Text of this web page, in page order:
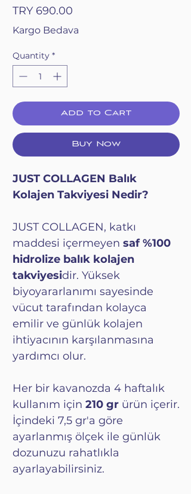
TRY 690.00
Kargo Bedava
Quantity *
Add to Cart
Buy Now
JUST COLLAGEN Balık
Kolajen Takviyesi Nedir?
JUST COLLAGEN, katkı
maddesi içermeyen saf %100
hidrolize balık kolajen
takviyesidir. Yüksek
biyoyararlanımı sayesinde
vücut tarafından kolayca
emilir ve günlük kolajen
ihtiyacının karşılanmasına
yardımcı olur.
Her bir kavanozda 4 haftalık
kullanım için 210 gr ürün içerir.
İçindeki 7,5 gr'a göre
ayarlanmış ölçek ile günlük
dozunuzu rahatlıkla
ayarlayabilirsiniz.